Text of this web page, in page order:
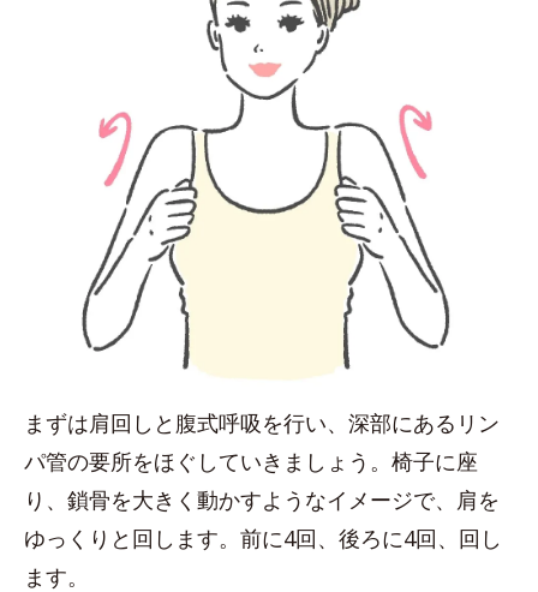
まずは肩回しと腹式呼吸を行い、深部にあるリン
パ管の要所をほぐしていきましょう。椅子に座
り、鎖骨を大きく動かすようなイメージで、肩を
ゆっくりと回します。前に4回、後ろに4回、回し
ます。